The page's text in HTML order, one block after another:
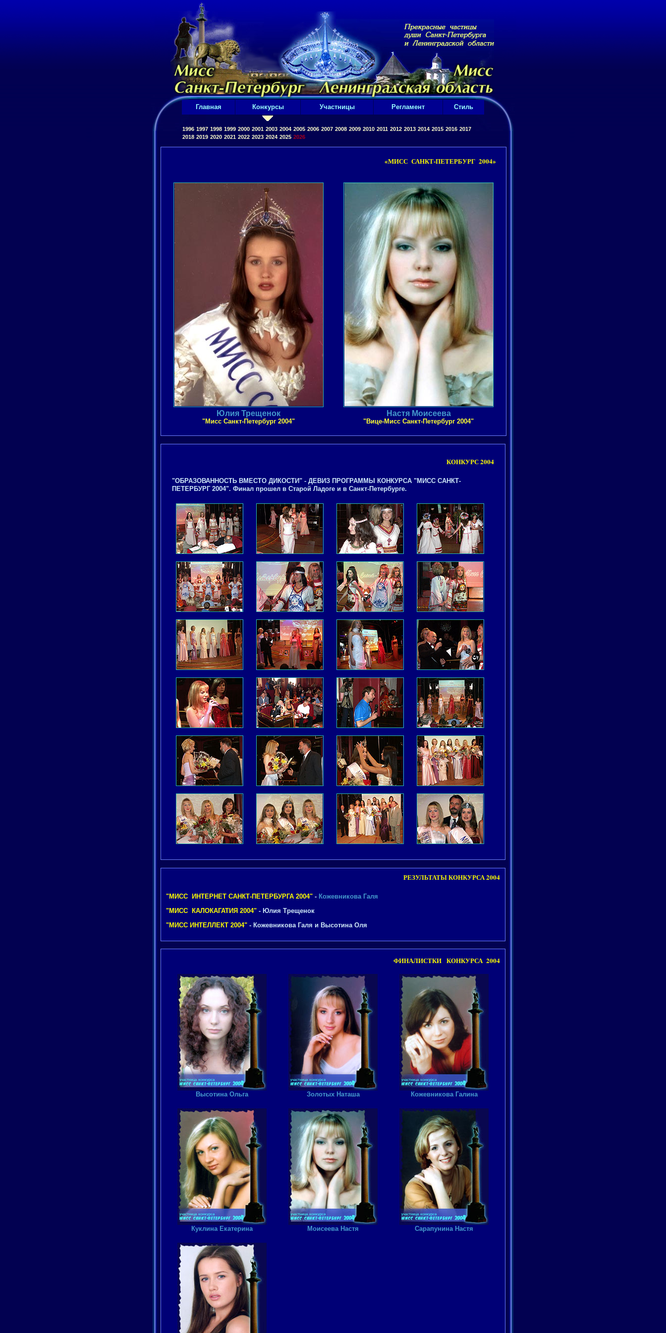
Главная Конкурсы Участницы Регламент Стиль
1996 1997 1998 1999 2000 2001 2003 2004 2005 2006 2007 2008 2009 2010 2011 2012 2013 2014 2015 2016 2017
2018 2019 2020 2021 2022 2023 2024 2025 2026
«МИСС САНКТ-ПЕТЕРБУРГ 2004»
Юлия Трещенок
"Мисс Санкт-Петербург 2004"
Настя Моисеева
"Вице-Мисс Санкт-Петербург 2004"
КОНКУРС 2004
"ОБРАЗОВАННОСТЬ ВМЕСТО ДИКОСТИ" - ДЕВИЗ ПРОГРАММЫ КОНКУРСА "МИСС САНКТ-
ПЕТЕРБУРГ 2004". Финал прошел в Старой Ладоге и в Санкт-Петербурге.
РЕЗУЛЬТАТЫ КОНКУРСА 2004
"МИСС ИНТЕРНЕТ САНКТ-ПЕТЕРБУРГА 2004" - Кожевникова Галя
"МИСС КАЛОКАГАТИЯ 2004" - Юлия Трещенок
"МИСС ИНТЕЛЛЕКТ 2004" - Кожевникова Галя и Высотина Оля
ФИНАЛИСТКИ КОНКУРСА 2004
Высотина Ольга Золотых Наташа Кожевникова Галина
Куклина Екатерина Моисеева Настя Сарапунина Настя